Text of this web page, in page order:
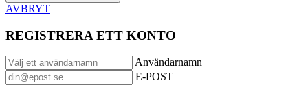
AVBRYT
REGISTRERA ETT KONTO
Användarnamn
E-POST